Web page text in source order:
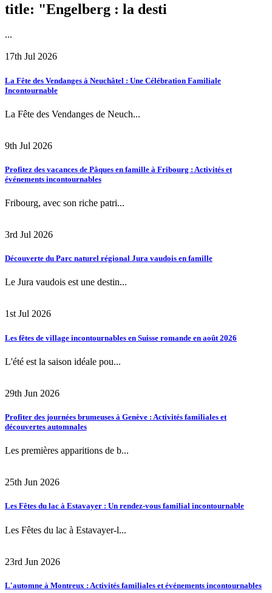
title: "Engelberg : la desti
...
17th Jul 2026
La Fête des Vendanges à Neuchâtel : Une Célébration Familiale
Incontournable
La Fête des Vendanges de Neuch...
9th Jul 2026
Profitez des vacances de Pâques en famille à Fribourg : Activités et
événements incontournables
Fribourg, avec son riche patri...
3rd Jul 2026
Découverte du Parc naturel régional Jura vaudois en famille
Le Jura vaudois est une destin...
1st Jul 2026
Les fêtes de village incontournables en Suisse romande en août 2026
L'été est la saison idéale pou...
29th Jun 2026
Profiter des journées brumeuses à Genève : Activités familiales et
découvertes automnales
Les premières apparitions de b...
25th Jun 2026
Les Fêtes du lac à Estavayer : Un rendez-vous familial incontournable
Les Fêtes du lac à Estavayer-l...
23rd Jun 2026
L'automne à Montreux : Activités familiales et événements incontournables